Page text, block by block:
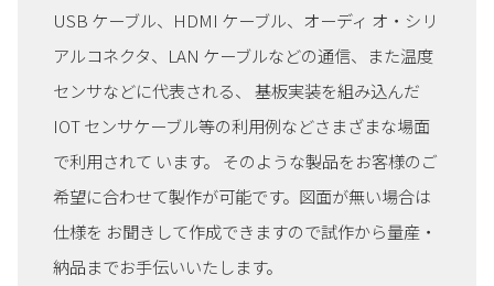
USB ケーブル、HDMI ケーブル、オーディ オ・シリ
アルコネクタ、LAN ケーブルなどの通信、また温度
センサなどに代表される、 基板実装を組み込んだ
IOT センサケーブル等の利用例などさまざまな場面
で利用されて います。 そのような製品をお客様のご
希望に合わせて製作が可能です。図面が無い場合は
仕様を お聞きして作成できますので試作から量産・
納品までお手伝いいたします。